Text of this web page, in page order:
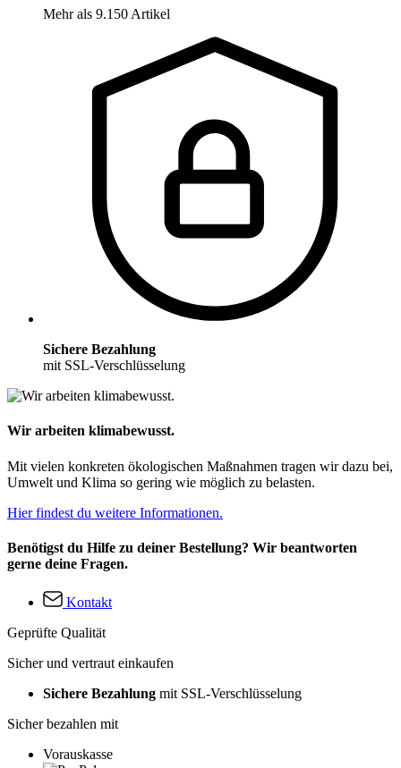
Mehr als 9.150 Artikel
Sichere Bezahlung
mit SSL-Verschlüsselung
Wir arbeiten klimabewusst.
Mit vielen konkreten ökologischen Maßnahmen tragen wir dazu bei,
Umwelt und Klima so gering wie möglich zu belasten.
Hier findest du weitere Informationen.
Benötigst du Hilfe zu deiner Bestellung? Wir beantworten
gerne deine Fragen.
Kontakt
Geprüfte Qualität
Sicher und vertraut einkaufen
Sichere Bezahlung mit SSL-Verschlüsselung
Sicher bezahlen mit
Vorauskasse